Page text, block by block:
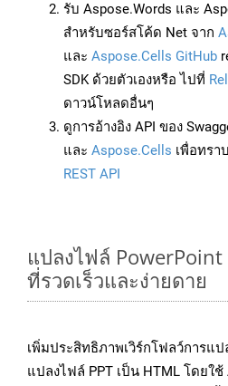
รับ Aspose.Words และ
สำหรับซอร์สโค้ด Net จาก
และ Aspose.Cells GitHub
SDK ด้วยตัวเองหรือ ไปที่
ดาวน์โหลดอื่นๆ
ดูการอ้างอิง API ของ
และ Aspose.Cells เพื่อทรา
REST API
แปลงไฟล์ PowerPoint
ที่รวดเร็วและง่ายดาย
เพิ่มประสิทธิภาพเวิร์กโฟลว์การแ
แปลงไฟล์ PPT เป็น HTML โดยใ